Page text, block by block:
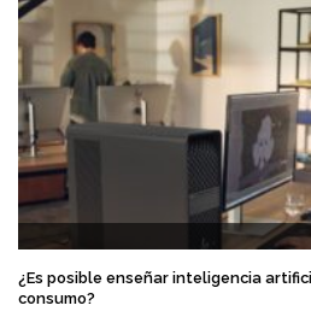
¿Es posible enseñar inteligencia
consumo?